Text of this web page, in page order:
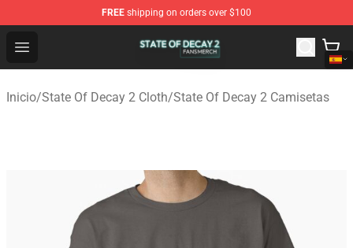
FREE shipping on orders over $100
Open menu
State Of Decay 2 Shop - Official State Of Decay 2
Inicio/State Of Decay 2 Cloth/State Of Decay 2 Camisetas